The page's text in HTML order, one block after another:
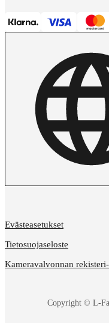
Copyright © L-
Evästeasetukset
Tietosuojaseloste
Kameravalvonnan